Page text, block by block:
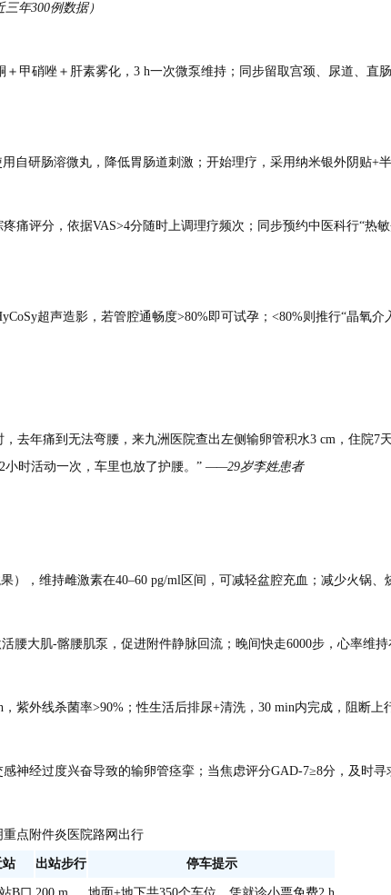
年300例数据）
甲硝唑＋肝素雾化，3 h一次微泵维持；同步留取宫颈、尿道、直
自研肠溶微丸，降低胃肠道刺激；开始理疗，采用纳米银外阴贴+
痛评分，依据VAS>4分随时上调理疗频次；同步预约中医科行“热
超声造影，若管腔通畅度>80%即可试孕；<80%则推行“晶氧
去年痛到无法弯腰，来九洲医院查出左侧输卵管积水3 cm，住院
时活动一次，车里也放了护腰。” ——29岁李姓患者
），维持雌激素在40–60 pg/ml区间，可减轻盆腔充血；减少火锅
腰大肌-髂腰肌泵，促进附件静脉回流；晚间快走6000步，心率维持
紫外线杀菌率>90%；性生活后排尿+清洗，30 min内完成，阻断上
神经过度兴奋导致的输卵管痉挛；当焦虑评分GAD-7≥8分，及时寻
重点附件炎医院路网出行
站 出站步行 停车提示